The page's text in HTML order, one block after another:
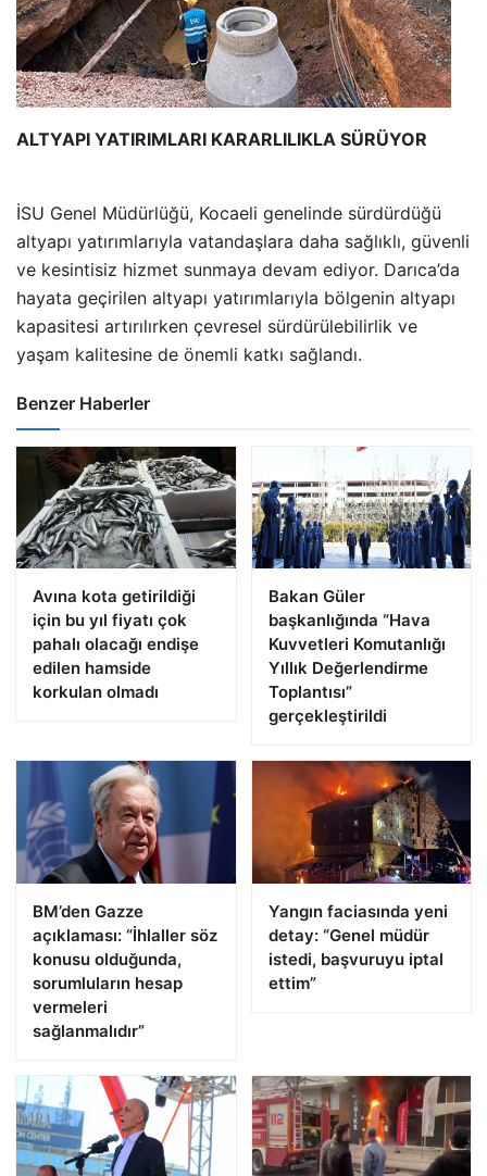
ALTYAPI YATIRIMLARI KARARLILIKLA SÜRÜYOR
İSU Genel Müdürlüğü, Kocaeli genelinde sürdürdüğü
altyapı yatırımlarıyla vatandaşlara daha sağlıklı, güvenli
ve kesintisiz hizmet sunmaya devam ediyor. Darıca’da
hayata geçirilen altyapı yatırımlarıyla bölgenin altyapı
kapasitesi artırılırken çevresel sürdürülebilirlik ve
yaşam kalitesine de önemli katkı sağlandı.
Benzer Haberler
Avına kota getirildiği
için bu yıl fiyatı çok
pahalı olacağı endişe
edilen hamside
korkulan olmadı
Bakan Güler
başkanlığında “Hava
Kuvvetleri Komutanlığı
Yıllık Değerlendirme
Toplantısı”
gerçekleştirildi
BM’den Gazze
açıklaması: “İhlaller söz
konusu olduğunda,
sorumluların hesap
vermeleri
sağlanmalıdır”
Yangın faciasında yeni
detay: “Genel müdür
istedi, başvuruyu iptal
ettim”